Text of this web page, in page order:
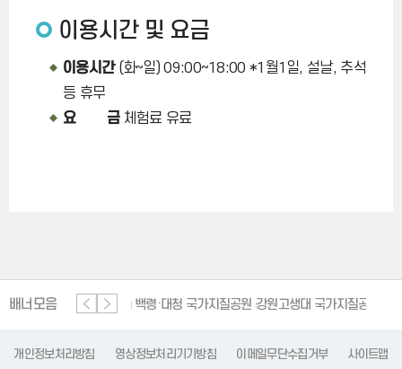
이용시간 및 요금
이용시간(화~일) 09:00~18:00 *1월1일, 설날, 추석
등 휴무
요 금체험료 유료
배너모음
단양 세계지질공원 백령·대청 국가지질공원 강원고생대 국가지질공원
개인정보처리방침 영상정보처리기기방침 이메일무단수집거부 사이트맵